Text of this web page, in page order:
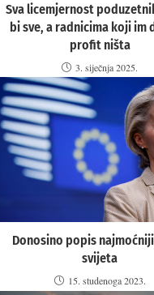
Sva licemjernost
bi sve, a radnicima koji im
profit ništa
3. siječnja 2025.
Donosino popis
svijeta
15. studenoga 2023.